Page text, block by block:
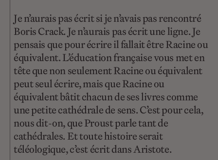
Je n’aurais pas écrit si je n’avais pas rencontré
Boris Crack. Je n’aurais pas écrit une ligne. Je
pensais que pour écrire il fallait être Racine ou
équivalent. L’éducation française vous met en
tête que non seulement Racine ou équivalent
peut seul écrire, mais que Racine ou
équivalent bâtit chacun de ses livres comme
une petite cathédrale de sens. C’est pour cela,
nous dit-on, que Proust parle tant de
cathédrales. Et toute histoire serait
téléologique, c’est écrit dans Aristote.